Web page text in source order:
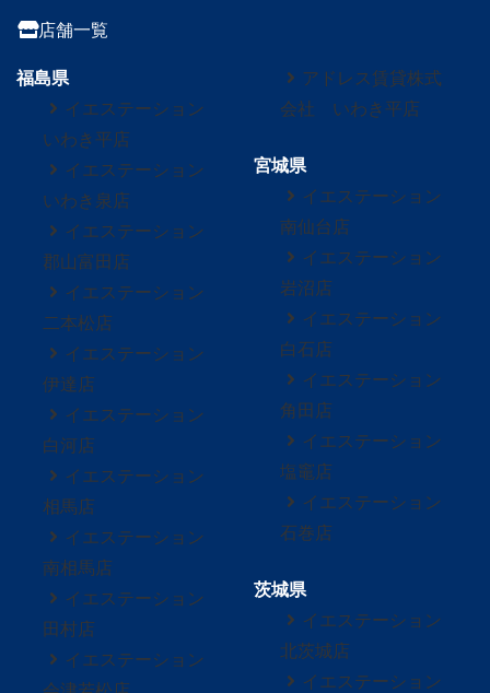
店舗一覧
福島県
イエステーション
いわき平店
イエステーション
いわき泉店
イエステーション
郡山富田店
イエステーション
二本松店
イエステーション
伊達店
イエステーション
白河店
イエステーション
相馬店
イエステーション
南相馬店
イエステーション
田村店
イエステーション
アドレス賃貸株式
会社 いわき平店
宮城県
イエステーション
南仙台店
イエステーション
岩沼店
イエステーション
白石店
イエステーション
角田店
イエステーション
塩竈店
イエステーション
石巻店
茨城県
イエステーション
北茨城店
イエステーション